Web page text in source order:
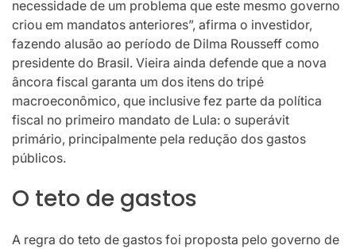
necessidade de um problema que este mesmo governo
criou em mandatos anteriores”, afirma o investidor,
fazendo alusão ao período de Dilma Rousseff como
presidente do Brasil. Vieira ainda defende que a nova
âncora fiscal garanta um dos itens do tripé
macroeconômico, que inclusive fez parte da política
fiscal no primeiro mandato de Lula: o superávit
primário, principalmente pela redução dos gastos
públicos.
O teto de gastos
A regra do teto de gastos foi proposta pelo governo de